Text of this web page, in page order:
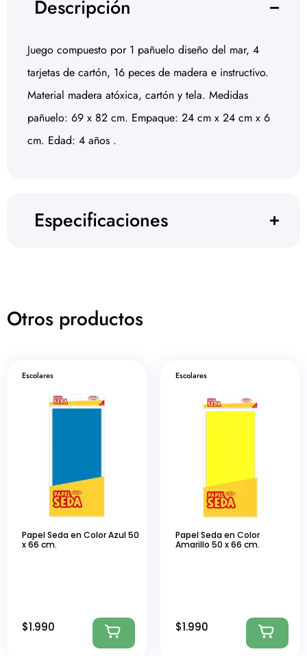
Descripción
Juego compuesto por 1 pañuelo diseño del mar, 4
tarjetas de cartón, 16 peces de madera e instructivo.
Material madera atóxica, cartón y tela. Medidas
pañuelo: 69 x 82 cm. Empaque: 24 cm x 24 cm x 6
cm. Edad: 4 años .
Especificaciones
Otros productos
Escolares
Papel Seda en Color Azul 50
x 66 cm.
$1.990
Escolares
Papel Seda en Color
Amarillo 50 x 66 cm.
$1.990